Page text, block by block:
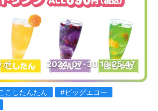
ボ 2024-07-30 13:25:47
こしたんたん
#ビッグエコー